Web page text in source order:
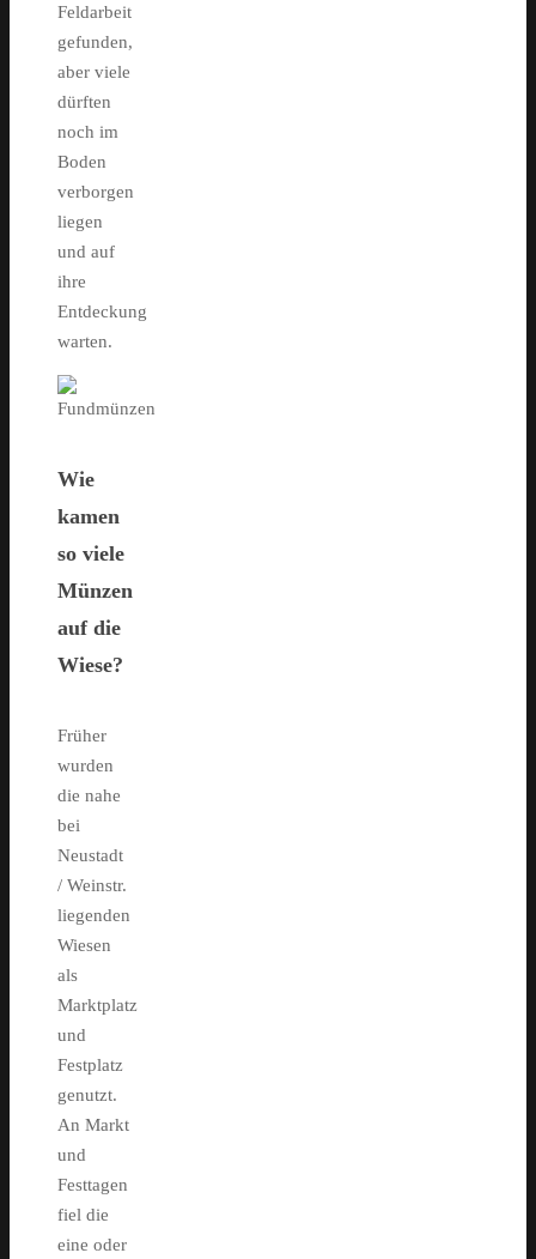
Feldarbeit
gefunden,
aber viele
dürften
noch im
Boden
verborgen
liegen
und auf
ihre
Entdeckung
warten.
Wie
kamen
so viele
Münzen
auf die
Wiese?
Früher
wurden
die nahe
bei
Neustadt
/ Weinstr.
liegenden
Wiesen
als
Marktplatz
und
Festplatz
genutzt.
An Markt
und
Festtagen
fiel die
eine oder